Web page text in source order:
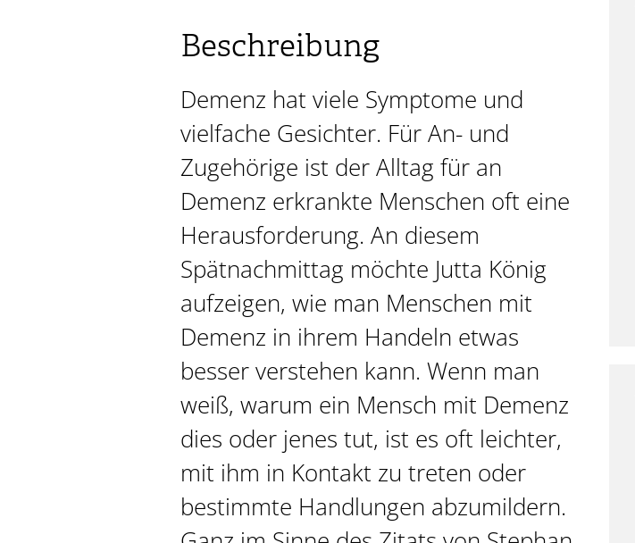
Beschreibung
Demenz hat viele Symptome und
vielfache Gesichter. Für An- und
Zugehörige ist der Alltag für an
Demenz erkrankte Menschen oft eine
Herausforderung. An diesem
Spätnachmittag möchte Jutta König
aufzeigen, wie man Menschen mit
Demenz in ihrem Handeln etwas
besser verstehen kann. Wenn man
weiß, warum ein Mensch mit Demenz
dies oder jenes tut, ist es oft leichter,
mit ihm in Kontakt zu treten oder
bestimmte Handlungen abzumildern.